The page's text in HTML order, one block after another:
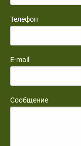
Телефон
E-mail
Сообщение